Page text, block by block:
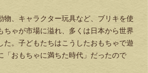
物、キャラクター玩具など、ブリキを使
ちゃが市場に溢れ、多くは日本から世界
た。子どもたちはこうしたおもちゃで遊
「おもちゃに満ちた時代」だったので